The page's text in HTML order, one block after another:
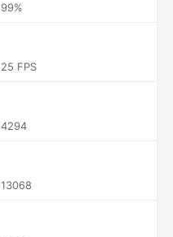
99%
25 FPS
4294
13068